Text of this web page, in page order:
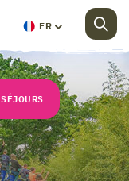
FR
SÉJOURS